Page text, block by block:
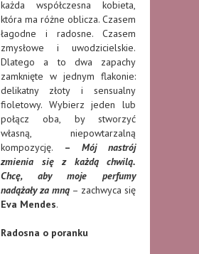
każda współczesna kobieta,
która ma różne oblicza. Czasem
łagodne i radosne. Czasem
zmysłowe i uwodzicielskie.
Dlatego a to dwa zapachy
zamknięte w jednym flakonie:
delikatny złoty i sensualny
fioletowy. Wybierz jeden lub
połącz oba, by stworzyć
własną, niepowtarzalną
kompozycję.
– Mój nastrój
zmienia się z każdą chwilą.
Chcę, aby moje perfumy
nadążały za mną – zachwyca się
Eva Mendes.
Radosna o poranku